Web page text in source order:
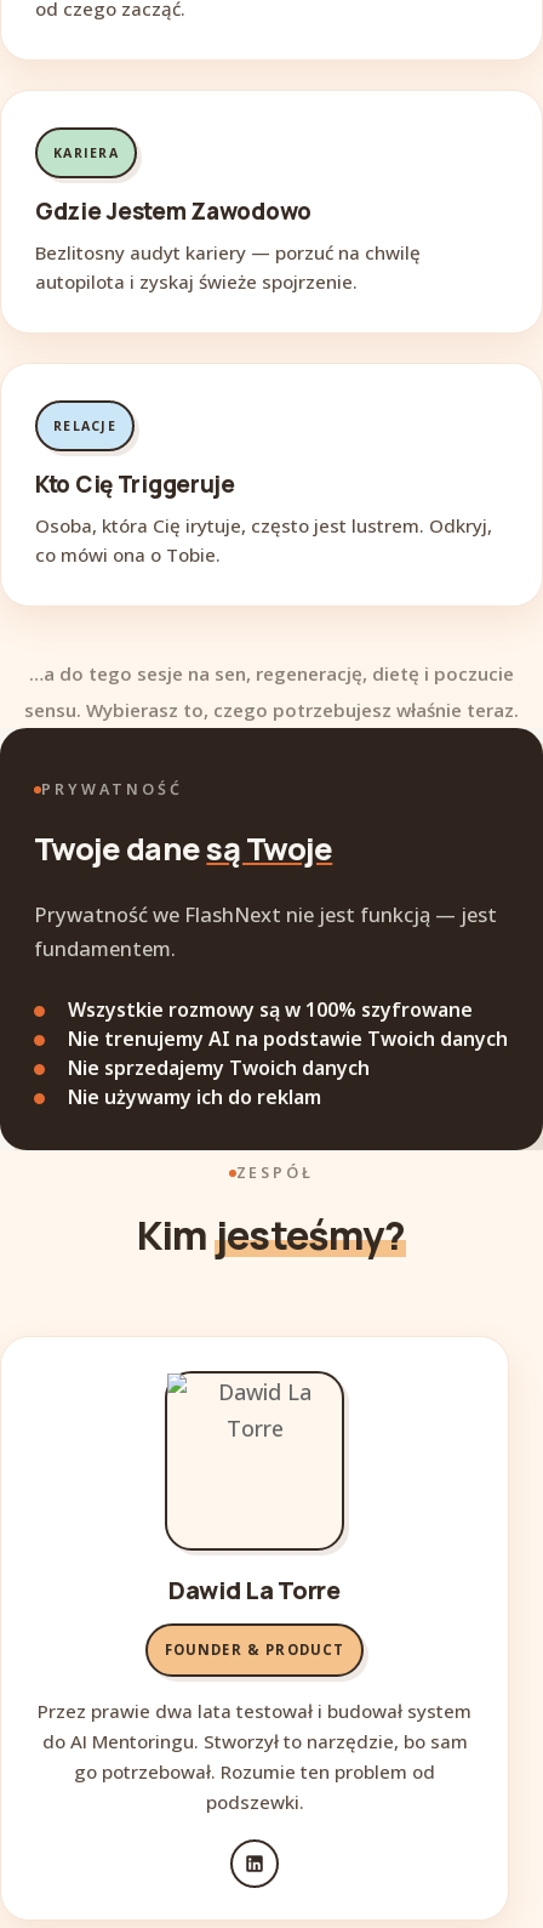
od czego zacząć.
KARIERA
Gdzie Jestem Zawodowo
Bezlitosny audyt kariery — porzuć na chwilę
autopilota i zyskaj świeże spojrzenie.
RELACJE
Kto Cię Triggeruje
Osoba, która Cię irytuje, często jest lustrem. Odkryj,
co mówi ona o Tobie.
…a do tego sesje na sen, regenerację, dietę i poczucie
sensu. Wybierasz to, czego potrzebujesz właśnie teraz.
PRYWATNOŚĆ
Twoje danesą Twoje
Prywatność we FlashNext nie jest funkcją — jest
fundamentem.
Wszystkie rozmowy są w 100% szyfrowane
Nie trenujemy AI na podstawie Twoich danych
Nie sprzedajemy Twoich danych
Nie używamy ich do reklam
ZESPÓŁ
Kimjesteśmy?
Dawid La Torre
FOUNDER & PRODUCT
Przez prawie dwa lata testował i budował system
do AI Mentoringu. Stworzył to narzędzie, bo sam
go potrzebował. Rozumie ten problem od
podszewki.